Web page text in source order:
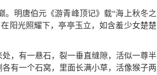
明唐伯元《游青峰顶记》载“海上秋冬之
阳光照耀下，亭亭玉立，如含羞少女楚楚
，有一悬石，裂一垂直缝隙，活似一尊半
有一个石窝，里面长满小草，活像猴子两